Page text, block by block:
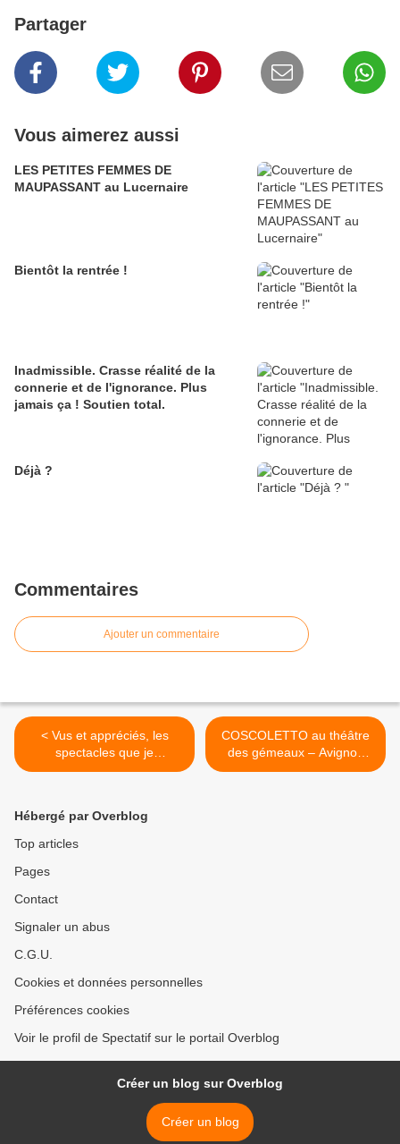
Partager
Vous aimerez aussi
LES PETITES FEMMES DE
MAUPASSANT au Lucernaire
Bientôt la rentrée !
Inadmissible. Crasse réalité de la
connerie et de l'ignorance. Plus
jamais ça ! Soutien total.
Déjà ?
Commentaires
Ajouter un commentaire
< Vus et appréciés, les
spectacles que je
recommande pour le
COSCOLETTO au théâtre
des gémeaux – Avignon
OFF 2023 >
Hébergé par Overblog
Top articles
Pages
Contact
Signaler un abus
C.G.U.
Cookies et données personnelles
Préférences cookies
Voir le profil de Spectatif sur le portail Overblog
Créer un blog sur Overblog
Créer un blog